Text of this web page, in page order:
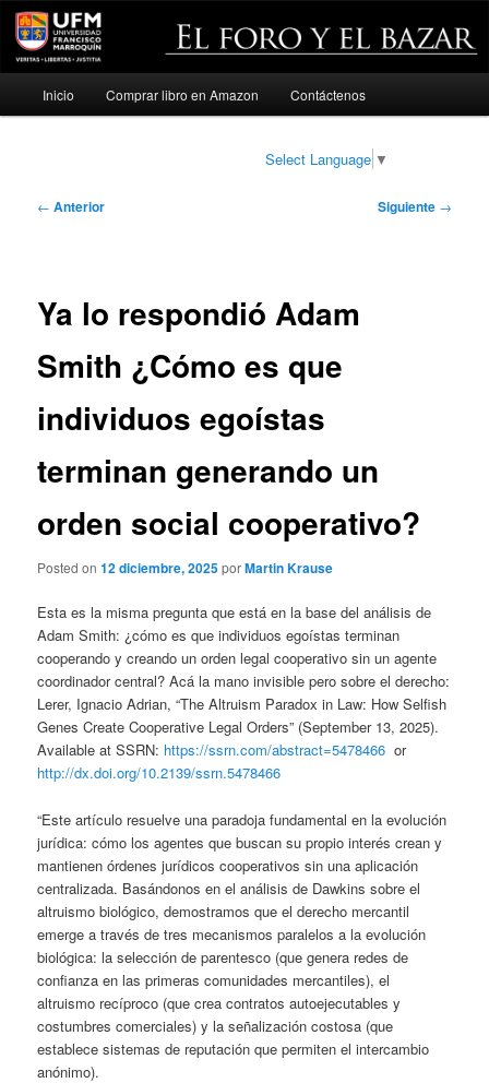
Ir
Inicio Comprar libro en Amazon Contáctenos
Select Language ▼
Navegación
← Anterior Siguiente →
Ya lo respondió Adam
Smith ¿Cómo es que
individuos egoístas
terminan generando un
orden social cooperativo?
Posted on12 diciembre, 2025porMartin Krause
Esta es la misma pregunta que está en la base del análisis de
Adam Smith: ¿cómo es que individuos egoístas terminan
cooperando y creando un orden legal cooperativo sin un agente
coordinador central? Acá la mano invisible pero sobre el derecho:
Lerer, Ignacio Adrian, “The Altruism Paradox in Law: How Selfish
Genes Create Cooperative Legal Orders” (September 13, 2025).
Available at SSRN: https://ssrn.com/abstract=5478466 or
http://dx.doi.org/10.2139/ssrn.5478466
“Este artículo resuelve una paradoja fundamental en la evolución
jurídica: cómo los agentes que buscan su propio interés crean y
mantienen órdenes jurídicos cooperativos sin una aplicación
centralizada. Basándonos en el análisis de Dawkins sobre el
altruismo biológico, demostramos que el derecho mercantil
emerge a través de tres mecanismos paralelos a la evolución
biológica: la selección de parentesco (que genera redes de
confianza en las primeras comunidades mercantiles), el
altruismo recíproco (que crea contratos autoejecutables y
costumbres comerciales) y la señalización costosa (que
establece sistemas de reputación que permiten el intercambio
anónimo).